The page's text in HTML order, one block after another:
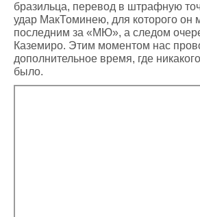
бразильца, перевод в штрафную
удар МакТоминею, для которого он
последним за «МЮ», а следом
Каземиро. Этим моментом нас
дополнительное время, где
было.